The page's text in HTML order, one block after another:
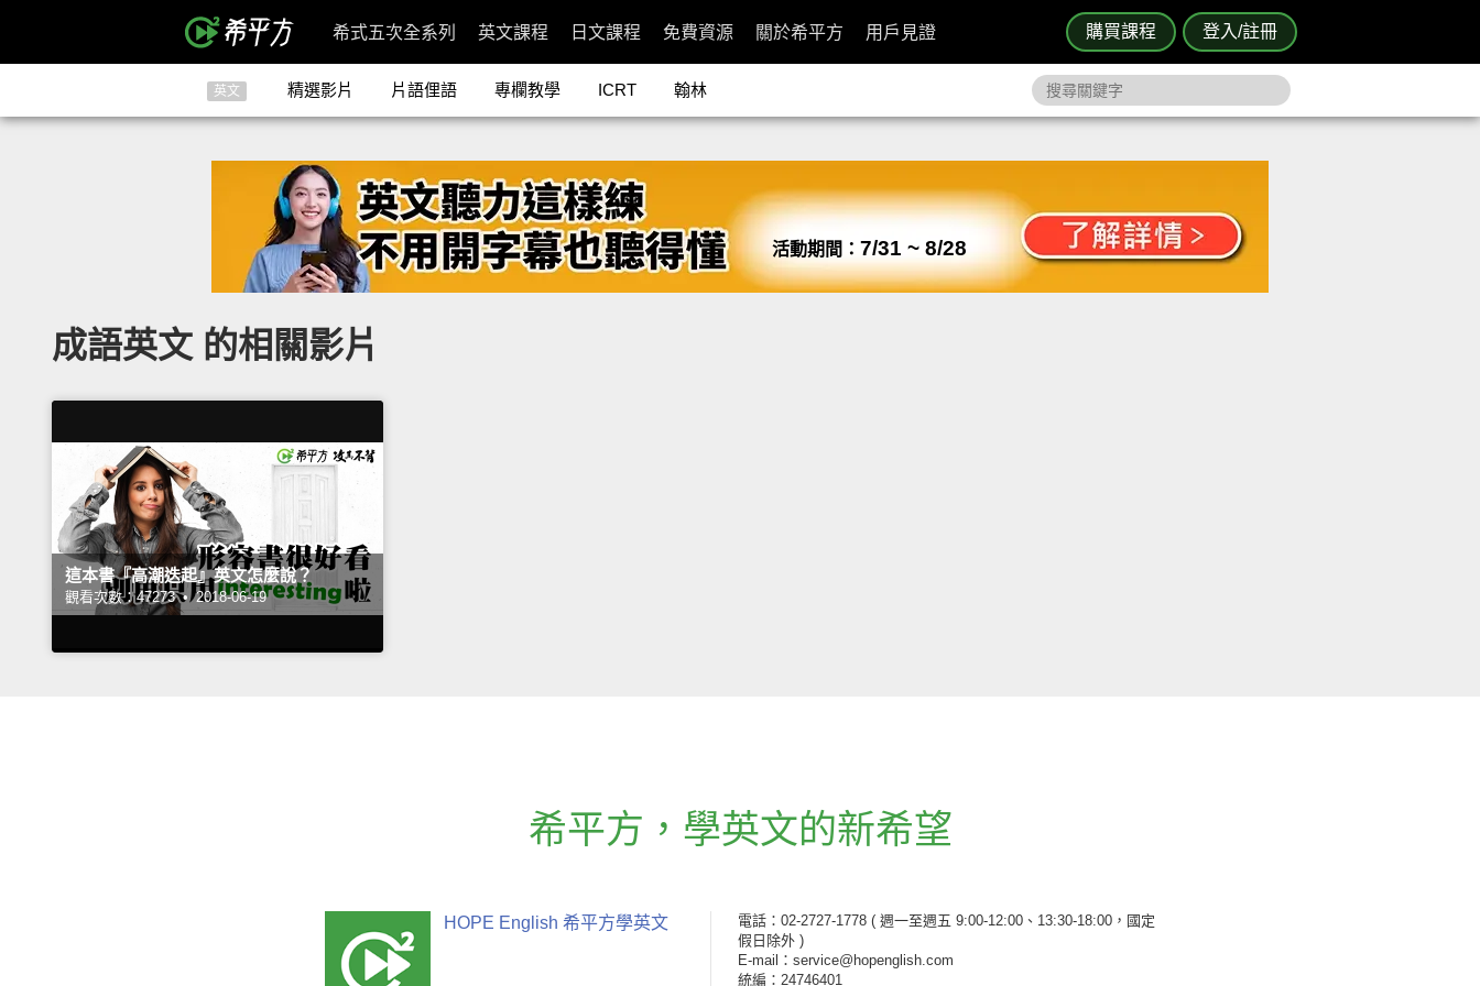
購買課程 登入/註冊
希式五次全系列 英文課程 日文課程 免費資源 關於希平方 用戶見證
英文 精選影片 片語俚語 專欄教學 ICRT 翰林
活動期間： 7/31 ~ 8/28
成語英文 的相關影片
這本書『高潮迭起』英文怎麼說？
觀看次數：47273 • 2018-06-19
希平方 ， 學英文的新希望
HOPE English 希平方學英文 電話：02-2727-1778 ( 週一至週五 9:00-12:00、13:30-18:00，國定
假日除外 )
E-mail：service@hopenglish.com
統編：24746401